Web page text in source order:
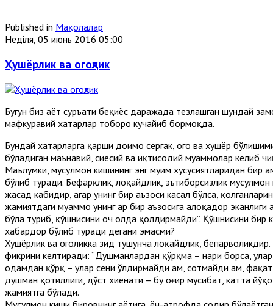
Published in Мақолалар
Неділя, 05 июнь 2016 05:00
Ҳушёрлик ва огоҳлик
Бугун биз ҳаёт суръати беқиёс даражада тезлашган шундай
мафкуравий хатарлар тоборо кучайиб бормоқда.
Бундай хатарларга қарши доимо сергак, огоҳ ва хушёр
бўладиган маънавий, сиёсий ва иқтисодий муаммолар келиб
Маълумки, мусулмон кишининг энг муҳим хусусиятларидан бир
бўлиб туради. Бефарқлик, лоқайдлик, эътиборсизлик
жасад кабидир, агар унинг бир аъзоси касал бўлса,
жамиятдаги муаммо унинг ҳар бир аъзосига алоқадор
бўла туриб, қўшнисини оч ҳолда қолдирмайди”. Қўшнисини
хабардор бўлиб туради дегани эмасми?
Хушёрлик ва огоҳликка зид тушунча лоқайдлик,
фикрини келтиради: “Душманлардан қўрқма – нари борса,
одамдан қўрқ – улар сени ўлдирмайди ҳам, сотмайди ҳам,
душман қотиллиги, дўст хиёнати – бу оғир мусибат, катта
жамиятга бўлади.